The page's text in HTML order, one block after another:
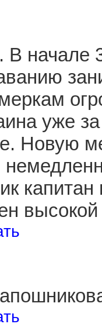
начале
уже
Новую